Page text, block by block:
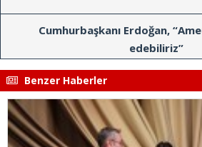
Cumhurbaşkanı Erdoğan,
edebiliriz”
Benzer Haberler